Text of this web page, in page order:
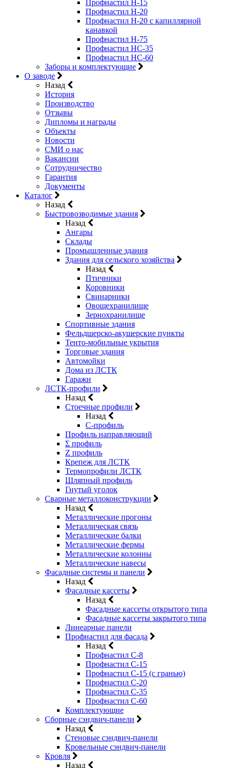
Профнастил Н-15
Профнастил Н-20
Профнастил Н-20 с капиллярной
канавкой
Профнастил Н-75
Профнастил НС-35
Профнастил НС-60
Заборы и комплектующие
О заводе
Назад
История
Производство
Отзывы
Дипломы и награды
Объекты
Новости
СМИ о нас
Вакансии
Сотрудничество
Гарантия
Документы
Каталог
Назад
Быстровозводимые здания
Назад
Ангары
Склады
Промышленные здания
Здания для сельского хозяйства
Назад
Птичники
Коровники
Свинарники
Овощехранилище
Зернохранилище
Спортивные здания
Фельдшерско-акушерские пункты
Тенто-мобильные укрытия
Торговые здания
Автомойки
Дома из ЛСТК
Гаражи
ЛСТК-профили
Назад
Стоечные профили
Назад
C-профиль
Профиль направляющий
Σ профиль
Z профиль
Крепеж для ЛСТК
Термопрофили ЛСТК
Шляпный профиль
Гнутый уголок
Сварные металлоконструкции
Назад
Металлические прогоны
Металлическая связь
Металлические балки
Металлические фермы
Металлические колонны
Металлические навесы
Фасадные системы и панели
Назад
Фасадные кассеты
Назад
Фасадные кассеты открытого типа
Фасадные кассеты закрытого типа
Линеарные панели
Профнастил для фасада
Назад
Профнастил С-8
Профнастил С-15
Профнастил С-15 (с гранью)
Профнастил С-20
Профнастил С-35
Профнастил С-60
Комплектующие
Сборные сэндвич-панели
Назад
Стеновые сэндвич-панели
Кровельные сэндвич-панели
Кровля
Назад